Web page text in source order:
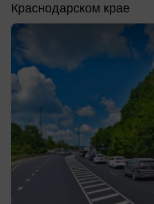
Краснодарском крае